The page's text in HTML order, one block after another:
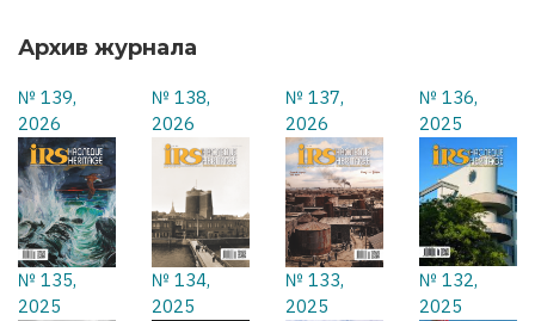
Архив журнала
№ 139,
2026
№ 138,
2026
№ 137,
2026
№ 136,
2025
№ 135,
2025
№ 134,
2025
№ 133,
2025
№ 132,
2025